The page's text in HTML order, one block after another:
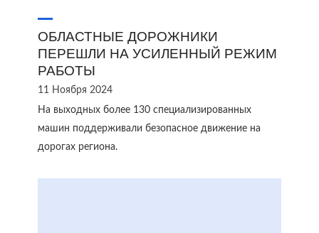
ОБЛАСТНЫЕ ДОРОЖНИКИ
ПЕРЕШЛИ НА УСИЛЕННЫЙ РЕЖИМ
РАБОТЫ
11 Ноября 2024
На выходных более 130 специализированных
машин поддерживали безопасное движение на
дорогах региона.